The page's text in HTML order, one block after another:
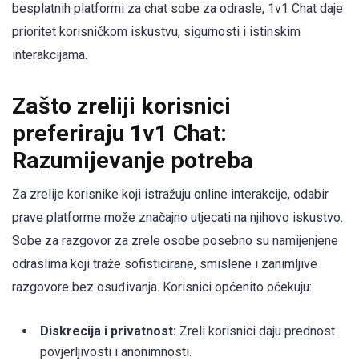
besplatnih platformi za chat sobe za odrasle, 1v1 Chat daje
prioritet korisničkom iskustvu, sigurnosti i istinskim
interakcijama.
Zašto zreliji korisnici
preferiraju 1v1 Chat:
Razumijevanje potreba
Za zrelije korisnike koji istražuju online interakcije, odabir
prave platforme može značajno utjecati na njihovo iskustvo.
Sobe za razgovor za zrele osobe posebno su namijenjene
odraslima koji traže sofisticirane, smislene i zanimljive
razgovore bez osuđivanja. Korisnici općenito očekuju:
Diskrecija i privatnost: Zreli korisnici daju prednost
povjerljivosti i anonimnosti.